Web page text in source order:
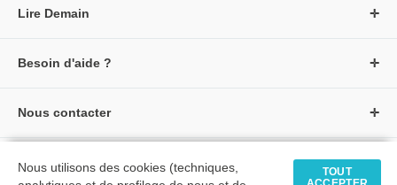
Lire Demain
Créer un compte
★ Avis clients vérifiés
Besoin d'aide ?
Livraisons et retours
Nous contacter
Formulaire de contact
Siège social
Tous nos livres
Nous utilisons des cookies (techniques,
TOUT